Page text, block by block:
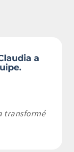
a
transformé